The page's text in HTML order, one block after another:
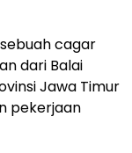
cagar
dari Balai
Jawa Timur
pekerjaan